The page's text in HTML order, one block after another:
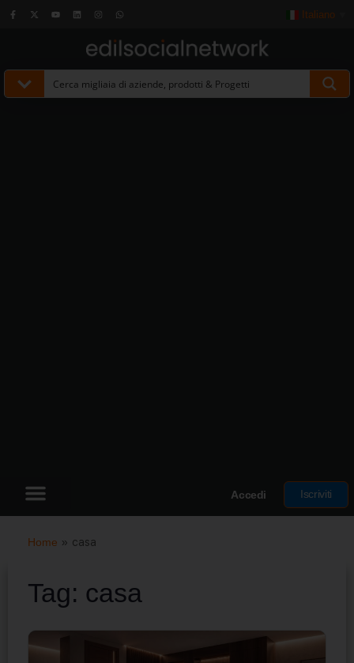
Italiano
Accedi Iscriviti
Home » casa
Tag: casa